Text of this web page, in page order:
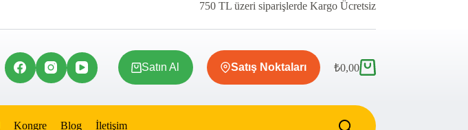
750 TL üzeri siparişlerde Kargo Ücretsiz
Satın Al Satış Noktaları
Shopping
₺0,00
Kongre Blog İletişim